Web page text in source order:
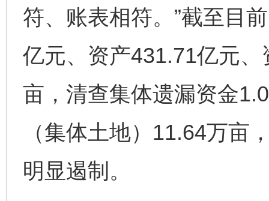
符、账表相符。”截至目
亿元、资产431.71亿元
亩，清查集体遗漏资金
（集体土地）11.64万亩
明显遏制。